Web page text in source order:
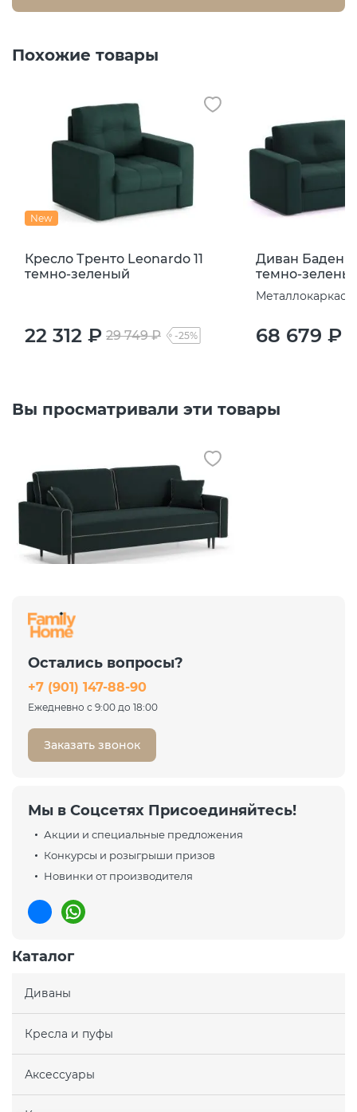
Похожие товары
New
Кресло Тренто Leonardo 11
темно-зеленый
22 312 ₽ 29 749 ₽ -25%
Диван Баден
темно-
Металлокаркас
68 679 ₽
Вы просматривали эти товары
Диван Порту Leonardo 11
темно-зеленый
46 817 ₽ 62 423 ₽
Остались вопросы?
+7 (901) 147-88-90
Ежедневно с 9:00 до 18:00
Заказать звонок
Мы в Соцсетях Присоединяйтесь!
Акции и специальные предложения
Конкурсы и розыгрыши призов
Новинки от производителя
Каталог
Диваны
Кресла и пуфы
Аксессуары